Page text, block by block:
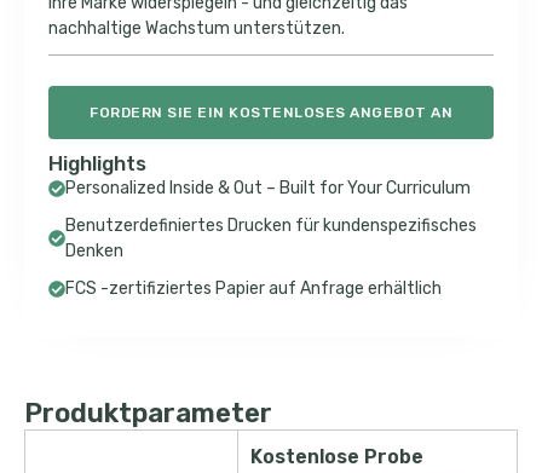
nachhaltige Wachstum unterstützen.
FORDERN SIE EIN KOSTENLOSES ANGEBOT AN
Highlights
Personalized Inside & Out – Built for Your Curriculum
Benutzerdefiniertes Drucken für kundenspezifisches
Denken
FCS -zertifiziertes Papier auf Anfrage erhältlich
Produktparameter
Kostenlose Probe